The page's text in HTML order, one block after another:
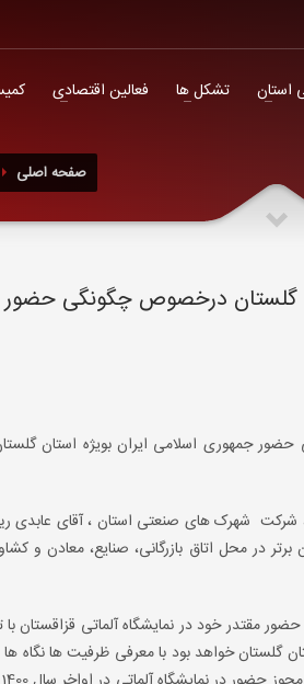
استان تشکل ها فعالین اقتصادی
صفحه اصلی
گلستان درخصوص چگونگی حضور
جمهوری اسلامی ایران بویژه استان
شرکت شهرک های صنعتی استان ، آقای عابدی
در محل اتاق بازرگانی، صنایع، معادن و
مقتدر خود در نمایشگاه آلماتی قزاقستان با
گلستان خواهد بود با معرفی ظرفیت ها نگاه ها